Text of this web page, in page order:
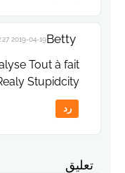
Betty
2019-04-19 22:12:27
Tout à fait
Stupidcity
رد
تعليق